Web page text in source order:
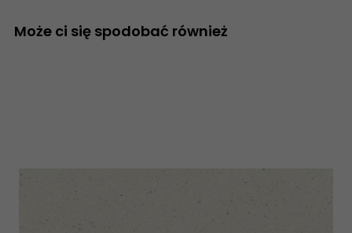
Może ci się spodobać również